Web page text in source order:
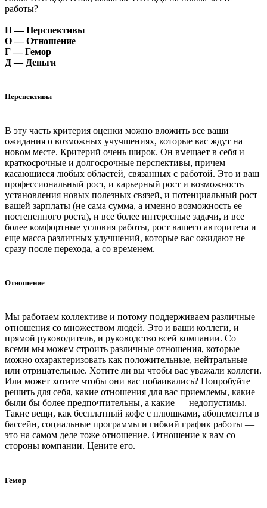
работы?
П — Перспективы
О — Отношение
Г — Гемор
Д — Деньги
Перспективы
В эту часть критерия оценки можно вложить все ваши
ожидания о возможных учучшениях, которые вас ждут на
новом месте. Критерий очень широк. Он вмещает в себя и
краткосрочные и долгосрочные перспективы, причем
касающиеся любых областей, связанных с работой. Это и ваш
профессиональный рост, и карьерный рост и возможность
установления новых полезных связей, и потенциальный рост
вашей зарплаты (не сама сумма, а именно возможность ее
постепенного роста), и все более интересные задачи, и все
более комфортные условия работы, рост вашего авторитета и
еще масса различных улучшений, которые вас ожидают не
сразу после перехода, а со временем.
Отношение
Мы работаем коллективе и потому поддерживаем различные
отношения со множеством людей. Это и ваши коллеги, и
прямой руководитель, и руководство всей компании. Со
всеми мы можем строить различные отношения, которые
можно охарактеризовать как положительные, нейтральные
или отрицательные. Хотите ли вы чтобы вас уважали коллеги.
Или может хотите чтобы они вас побаивались? Попробуйте
решить для себя, какие отношения для вас приемлемы, какие
были бы более предпочтительны, а какие — недопустимы.
Такие вещи, как бесплатный кофе с плюшками, абонементы в
бассейн, социальные программы и гибкий график работы —
это на самом деле тоже отношение. Отношение к вам со
стороны компании. Цените его.
Гемор